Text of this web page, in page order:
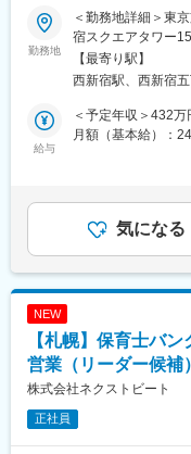
業務です。
様々な集客チャネ
くる求職者の面談を
一人ひとりの人生
一気通貫で伴走し
■業務内容：
・学生との面談
・選考対策（ES・
学生の強みを引き
す。
・KPI管理・数値分析
面談数から承諾率
勤務地
＜勤務地詳細＞東
宿スクエアタワー
宿駅受動喫煙対策
所（リモートワー
【最寄り駅】
西新宿駅、西新宿
給与
＜予定年収＞432
月額（基本給）：
でも目安の金額で
す。月給(月額)は
気になる
NEW
【札幌】保育士バ
営業（リーダー候補）
株式会社ネクストビート
正社員